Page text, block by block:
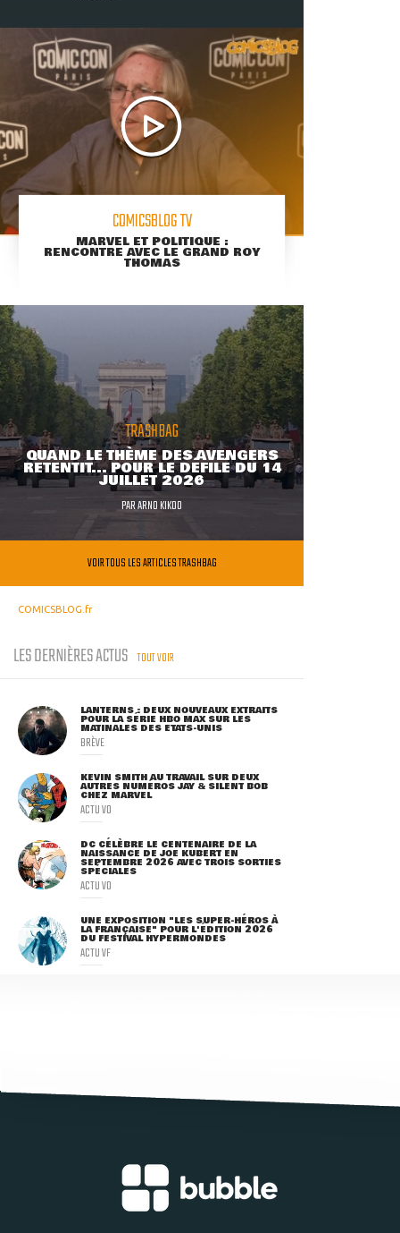
COMICSBLOG TV
MARVEL ET POLITIQUE :
RENCONTRE AVEC LE GRAND ROY
THOMAS
TRASHBAG
QUAND LE THÈME DES AVENGERS
RETENTIT... POUR LE DÉFILÉ DU 14
JUILLET 2026
PARARNO KIKOO
VOIR TOUS LES ARTICLES TRASHBAG
COMICSBLOG.fr
LES DERNIÈRES ACTUS TOUT VOIR
LANTERNS : DEUX NOUVEAUX EXTRAITS
POUR LA SÉRIE HBO MAX SUR LES
MATINALES DES ETATS-UNIS
BRÈVE
KEVIN SMITH AU TRAVAIL SUR DEUX
AUTRES NUMÉROS JAY & SILENT BOB
CHEZ MARVEL
ACTU VO
DC CÉLÈBRE LE CENTENAIRE DE LA
NAISSANCE DE JOE KUBERT EN
SEPTEMBRE 2026 AVEC TROIS SORTIES
SPÉCIALES
ACTU VO
UNE EXPOSITION "LES SUPER-HÉROS À
LA FRANÇAISE" POUR L'ÉDITION 2026
DU FESTIVAL HYPERMONDES
ACTU VF